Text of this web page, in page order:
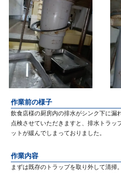
作業前の様子
飲食店様の厨房内の排水がシンク下に漏
点検させていただきますと、排水トラッ
ットが緩んでしまっておりました。
作業内容
まずは既存のトラップを取り外して清掃。